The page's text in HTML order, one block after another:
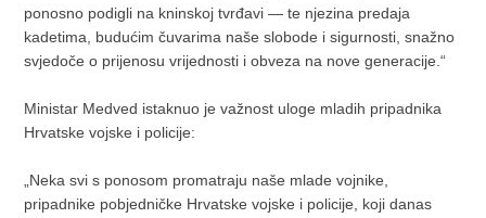
ponosno podigli na kninskoj tvrđavi — te njezina predaja
kadetima, budućim čuvarima naše slobode i sigurnosti, snažno
svjedoče o prijenosu vrijednosti i obveza na nove generacije.“
Ministar Medved istaknuo je važnost uloge mladih pripadnika
Hrvatske vojske i policije:
„Neka svi s ponosom promatraju naše mlade vojnike,
pripadnike pobjedničke Hrvatske vojske i policije, koji danas